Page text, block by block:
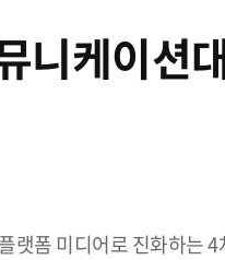
니케이션
랫폼 미디어로 진화하는